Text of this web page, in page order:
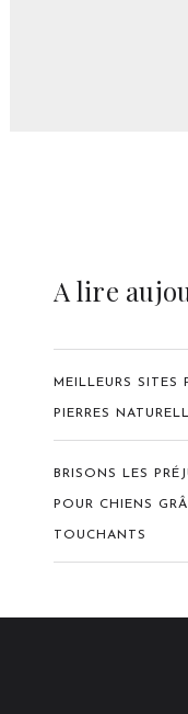
A lire
MEILLEURS SITES
PIERRES
BRISONS LES
POUR CHIENS
TOUCHANTS